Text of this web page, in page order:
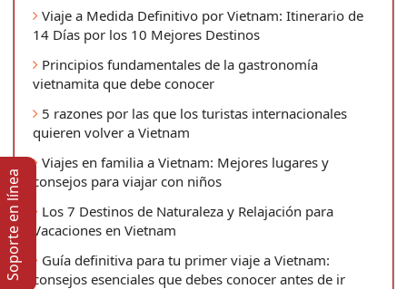
Viaje a Medida Definitivo por Vietnam: Itinerario de
14 Días por los 10 Mejores Destinos
Principios fundamentales de la gastronomía
vietnamita que debe conocer
5 razones por las que los turistas internacionales
quieren volver a Vietnam
Viajes en familia a Vietnam: Mejores lugares y
consejos para viajar con niños
Los 7 Destinos de Naturaleza y Relajación para
Vacaciones en Vietnam
Guía definitiva para tu primer viaje a Vietnam:
consejos esenciales que debes conocer antes de ir
Soporte en lí­nea